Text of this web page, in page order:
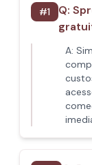
#1 Q:
A: